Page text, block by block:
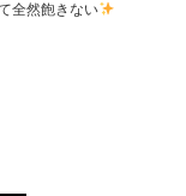
全然飽きない